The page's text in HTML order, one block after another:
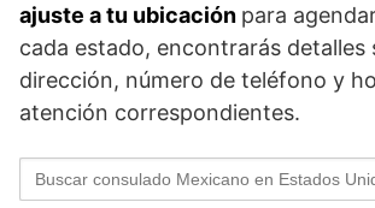
ajuste a tu ubicación para
cada estado, encontrarás detalles
dirección, número de teléfono y
atención correspondientes.
Buscar: